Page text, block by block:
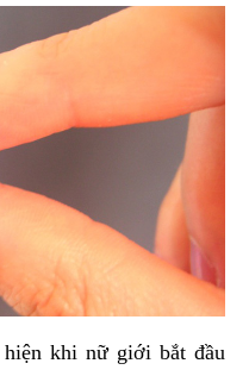
khi nữ giới bắt đầu